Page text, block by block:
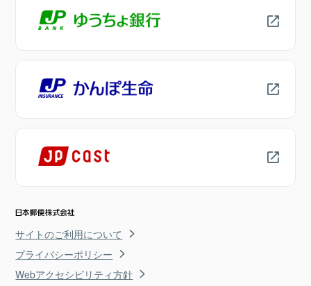
サイトのご利用について
プライバシーポリシー
Webアクセシビリティ方針